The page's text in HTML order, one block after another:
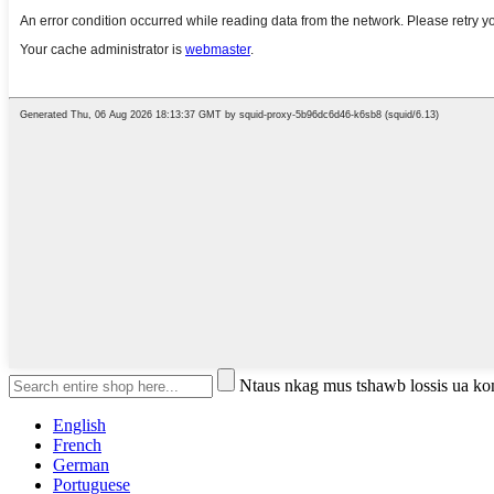
Ntaus nkag mus tshawb lossis ua
English
French
German
Portuguese